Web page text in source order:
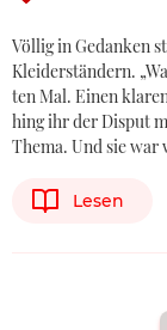
Völlig in Gedanken
Kleiderständern.
ten Mal. Einen
hing ihr der Disput
Thema. Und sie war
Lesen